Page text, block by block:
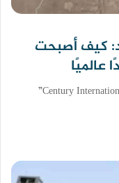
كيف أصبحت
عالميًا
كشف تقرير بحثي أصدرته مؤخرا مؤسسة “Century International”